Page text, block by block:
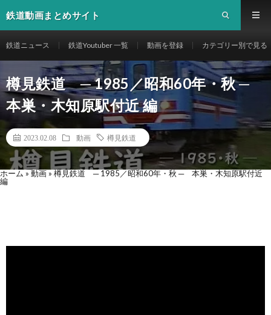
鉄道動画まとめサイト
鉄道ニュース 鉄道Youtuber 一覧 動画を登録 カテゴリー別で見る
樽見鉄道 ─ 1985／昭和60年・秋 ─
本巣・木知原駅付近 編
2023.02.08 動画 樽見鉄道
ホーム » 動画 » 樽見鉄道 ─ 1985／昭和60年・秋 ─ 本巣・木知原駅付近
編